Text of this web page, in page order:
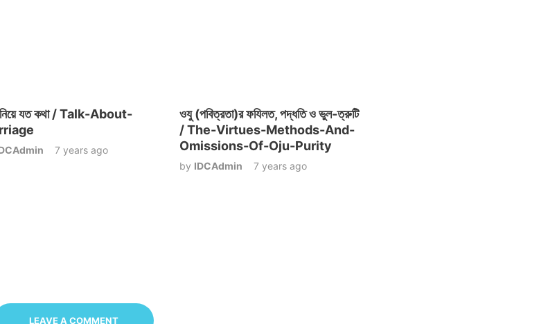
নিয়ে যত কথা / Talk-About-
7 years ago
ওযু (পবিত্রতা)র ফযিলত, পদ্ধতি ও ভুল-ত্রুটি
/ The-Virtues-Methods-And-
Omissions-Of-Oju-Purity
by IDCAdmin 7 years ago
LEAVE A COMMENT